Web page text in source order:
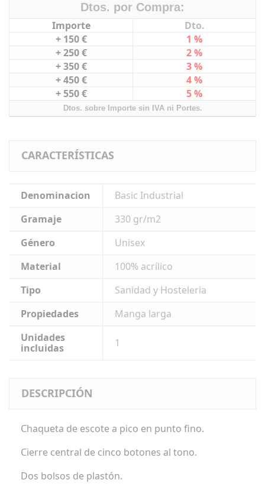
Dtos. por Compra:
Importe
Dto.
+ 150 €
1 %
+ 250 €
2 %
+ 350 €
3 %
+ 450 €
4 %
+ 550 €
5 %
Dtos. sobre Importe sin IVA ni Portes.
CARACTERÍSTICAS
Denominacion
Basic Industrial
Gramaje
330 gr/m2
Género
Unisex
Material
100% acrílico
Tipo
Sanidad y Hosteleria
Propiedades
Manga larga
Unidades
incluidas
1
DESCRIPCIÓN
Chaqueta de escote a pico en punto fino.
Cierre central de cinco botones al tono.
Dos bolsos de plastón.